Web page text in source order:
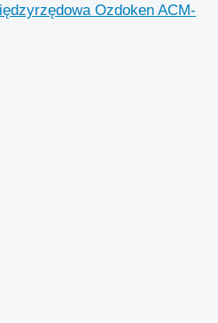
Ozdoken ACM-